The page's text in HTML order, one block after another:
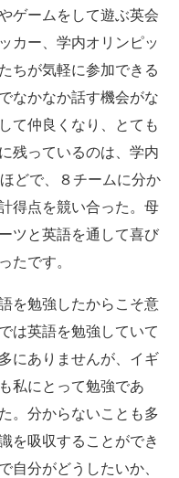
ゲームをして遊ぶ英会
カー、学内オリンピッ
ちが気軽に参加できる
なかなか話す機会がな
て仲良くなり、とても
残っているのは、学内
ほどで、８チームに分か
得点を競い合った。母
ツと英語を通して喜び
たです。
を勉強したからこそ意
は英語を勉強していて
にありませんが、イギ
私にとって勉強であ
。分からないことも多
を吸収することができ
自分がどうしたいか、